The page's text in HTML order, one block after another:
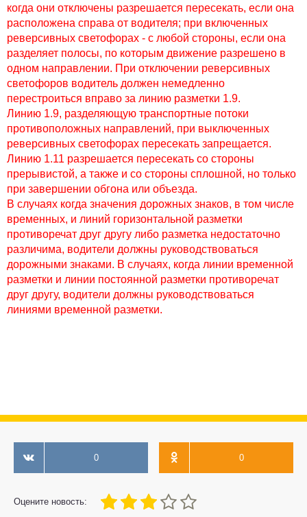
когда они отключены разрешается пересекать, если она
расположена справа от водителя; при включенных
реверсивных светофорах - с любой стороны, если она
разделяет полосы, по которым движение разрешено в
одном направлении. При отключении реверсивных
светофоров водитель должен немедленно
перестроиться вправо за линию разметки 1.9.
Линию 1.9, разделяющую транспортные потоки
противоположных направлений, при выключенных
реверсивных светофорах пересекать запрещается.
Линию 1.11 разрешается пересекать со стороны
прерывистой, а также и со стороны сплошной, но только
при завершении обгона или объезда.
В случаях когда значения дорожных знаков, в том числе
временных, и линий горизонтальной разметки
противоречат друг другу либо разметка недостаточно
различима, водители должны руководствоваться
дорожными знаками. В случаях, когда линии временной
разметки и линии постоянной разметки противоречат
друг другу, водители должны руководствоваться
линиями временной разметки.
0 0
Оцените новость:
60
1 3 4 5